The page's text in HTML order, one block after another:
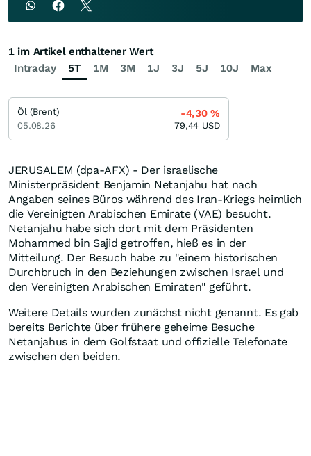
JERUSALEM (dpa-AFX) - Der israelische
Ministerpräsident Benjamin Netanjahu hat nach
Angaben seines Büros während des Iran-Kriegs heimlich
die Vereinigten Arabischen Emirate (VAE) besucht.
Netanjahu habe sich dort mit dem Präsidenten
Mohammed bin Sajid getroffen, hieß es in der
Mitteilung. Der Besuch habe zu "einem historischen
Durchbruch in den Beziehungen zwischen Israel und
den Vereinigten Arabischen Emiraten" geführt.
Weitere Details wurden zunächst nicht genannt. Es gab
bereits Berichte über frühere geheime Besuche
Netanjahus in dem Golfstaat und offizielle Telefonate
zwischen den beiden.
Intraday 5T 1M 3M 1J 3J 5J 10J Max
1 im Artikel enthaltener Wert
Öl (Brent)
05.08.26
-4,30%
79,44 USD